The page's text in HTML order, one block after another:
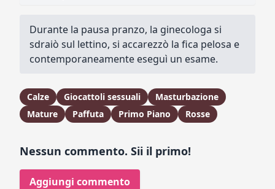
Durante la pausa pranzo, la ginecologa si
sdraiò sul lettino, si accarezzò la fica pelosa e
contemporaneamente eseguì un esame.
Calze Giocattoli sessuali
Masturbazione
Mature
Paffuta Primo Piano Rosse
Nessun commento. Sii il primo!
Aggiungi commento